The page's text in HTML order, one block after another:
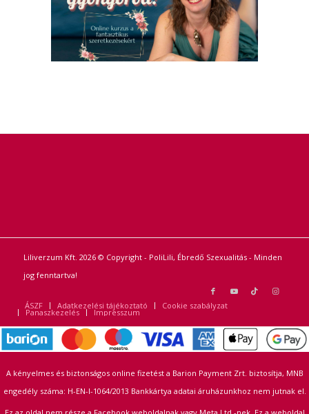
Liliverzum Kft. 2026 © Copyright - PoliLili, Ébredő Szexualitás - Minden
jog fenntartva!
ÁSZF Adatkezelési tájékoztató Cookie szabályzat
Panaszkezelés Impresszum
A kényelmes és biztonságos online fizetést a Barion Payment Zrt. biztosítja, MNB
engedély száma: H-EN-I-1064/2013 Bankkártya adatai áruházunkhoz nem jutnak el.